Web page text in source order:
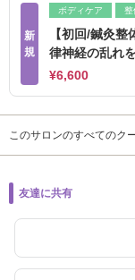
新
規
ボディケア 整
【初回/鍼灸
律神経の乱れ
¥6,600
このサロンのすべてのク
友達に共有